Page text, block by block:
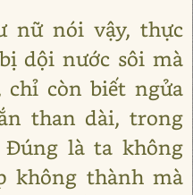
nữ nói vậy, thực
dội nước sôi mà
còn biết ngửa
than dài, trong
là ta không
không thành mà